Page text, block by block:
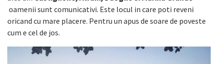
oamenii sunt comunicativi. Este locul in care poti reveni
oricand cu mare placere. Pentru un apus de soare de poveste
cum e cel de jos.